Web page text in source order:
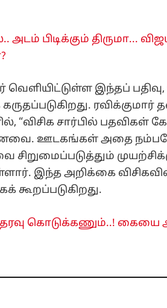
அடம் பிடிக்கும் திருமா...
இந்தப்
சார்பில் பதவிகள்
ஊடகங்கள் அதை
சிறுமைப்படுத்தும்
இந்த அறிக்கை
கூறப்படுகிறது.
கொடுக்கணும்..! கையை